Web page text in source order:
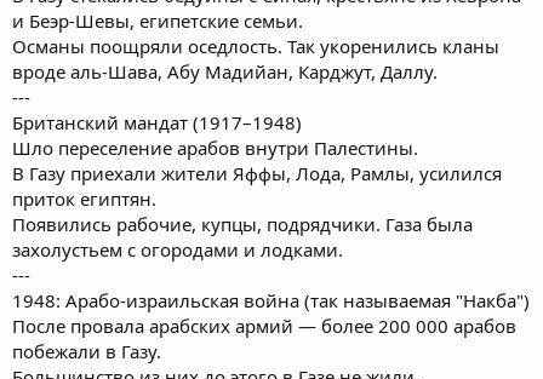
и Беэр-Шевы, египетские семьи.
Османы поощряли оседлость. Так укоренились кланы
вроде аль-Шава, Абу Мадийан, Карджут, Даллу.
---
Британский мандат (1917–1948)
Шло переселение арабов внутри Палестины.
В Газу приехали жители Яффы, Лода, Рамлы, усилился
приток египтян.
Появились рабочие, купцы, подрядчики. Газа была
захолустьем с огородами и лодками.
---
1948: Арабо-израильская война (так называемая "Накба")
После провала арабских армий — более 200 000 арабов
побежали в Газу.